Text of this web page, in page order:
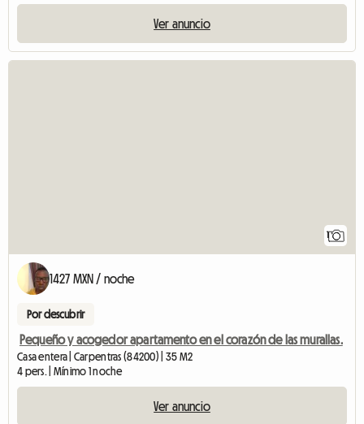
Ver anuncio
1
1427 MXN / noche
Por descubrir
Pequeño y acogedor apartamento en el corazón de las murallas.
Casa entera | Carpentras (84200) | 35 M2
4 pers. | Mínimo 1 noche
Ver anuncio